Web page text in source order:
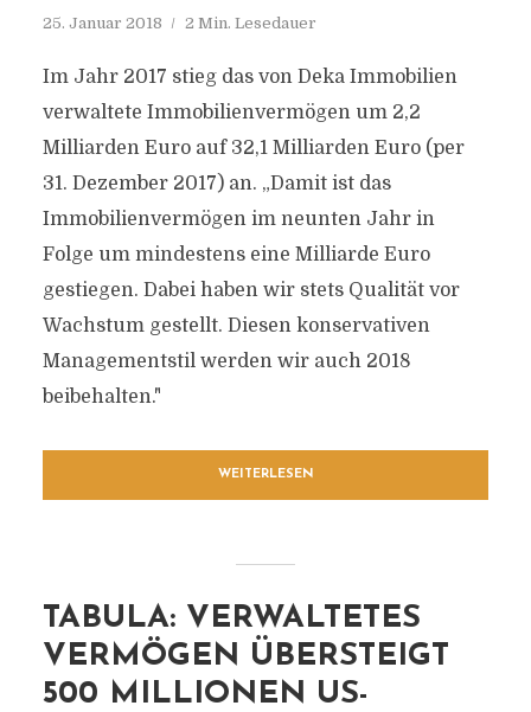
25. Januar 2018 2 Min. Lesedauer
Im Jahr 2017 stieg das von Deka Immobilien
verwaltete Immobilienvermögen um 2,2
Milliarden Euro auf 32,1 Milliarden Euro (per
31. Dezember 2017) an. „Damit ist das
Immobilienvermögen im neunten Jahr in
Folge um mindestens eine Milliarde Euro
gestiegen. Dabei haben wir stets Qualität vor
Wachstum gestellt. Diesen konservativen
Managementstil werden wir auch 2018
beibehalten."
WEITERLESEN
TABULA: VERWALTETES
VERMÖGEN ÜBERSTEIGT
500 MILLIONEN US-